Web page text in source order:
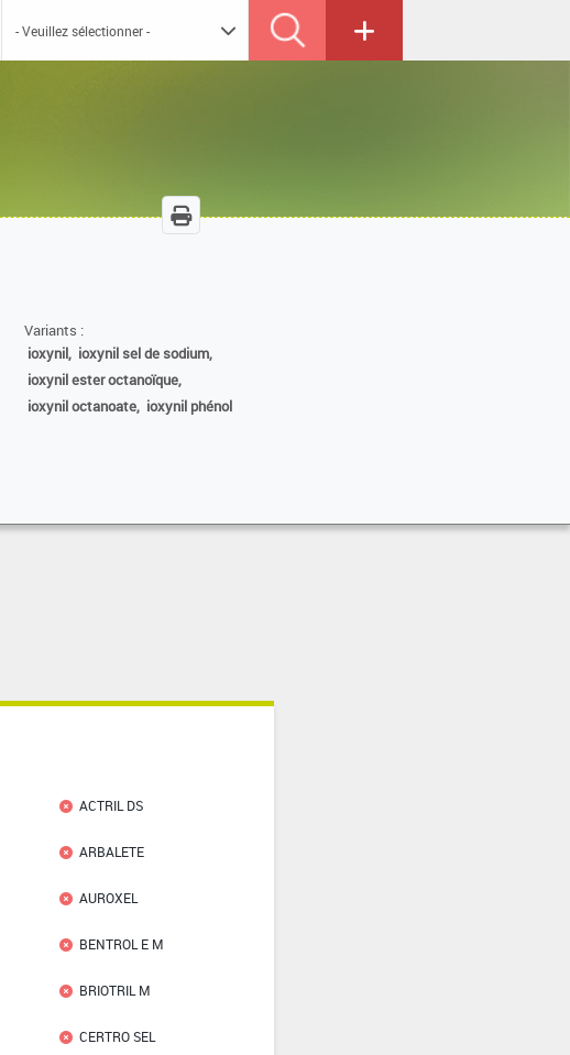
Variants :
ioxynil, ioxynil sel de sodium,
ioxynil ester octanoïque,
ioxynil octanoate, ioxynil phénol
ACTRIL DS
ARBALETE
AUROXEL
BENTROL E M
BRIOTRIL M
CERTRO SEL